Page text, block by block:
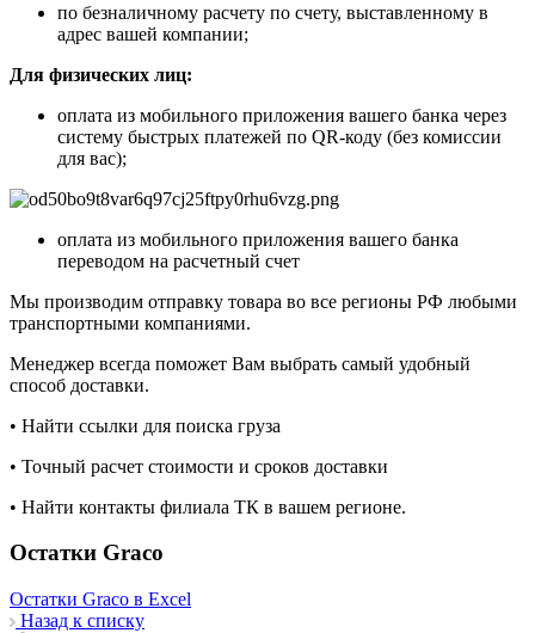
по безналичному расчету по счету, выставленному в
адрес вашей компании;
Для физических лиц:
оплата из мобильного приложения вашего банка через
систему быстрых платежей по QR-коду (без комиссии
для вас);
оплата из мобильного приложения вашего банка
переводом на расчетный счет
Мы производим отправку товара во все регионы РФ любыми
транспортными компаниями.
Менеджер всегда поможет Вам выбрать самый удобный
способ доставки.
• Найти ссылки для поиска груза
• Точный расчет стоимости и сроков доставки
• Найти контакты филиала ТК в вашем регионе.
Остатки Graco
Остатки Graco в Excel
Назад к списку